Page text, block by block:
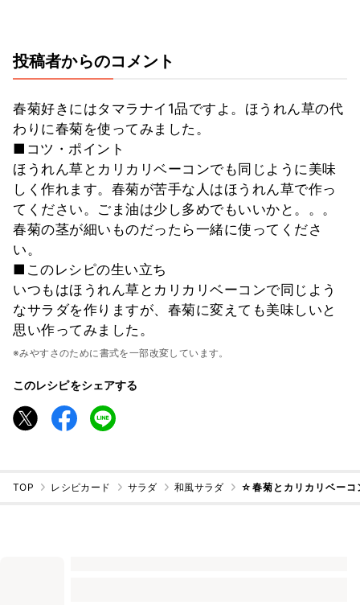
投稿者からのコメント
春菊好きにはタマラナイ1品ですよ。ほうれん草の代
わりに春菊を使ってみました。
■コツ・ポイント
ほうれん草とカリカリベーコンでも同じように美味
しく作れます。春菊が苦手な人はほうれん草で作っ
てください。ごま油は少し多めでもいいかと。。。
春菊の茎が細いものだったら一緒に使ってくださ
い。
■このレシピの生い立ち
いつもはほうれん草とカリカリベーコンで同じよう
なサラダを作りますが、春菊に変えても美味しいと
思い作ってみました。
※みやすさのために書式を一部改変しています。
このレシピをシェアする
TOP レシピカード サラダ 和風サラダ ☆春菊とカリカリベー